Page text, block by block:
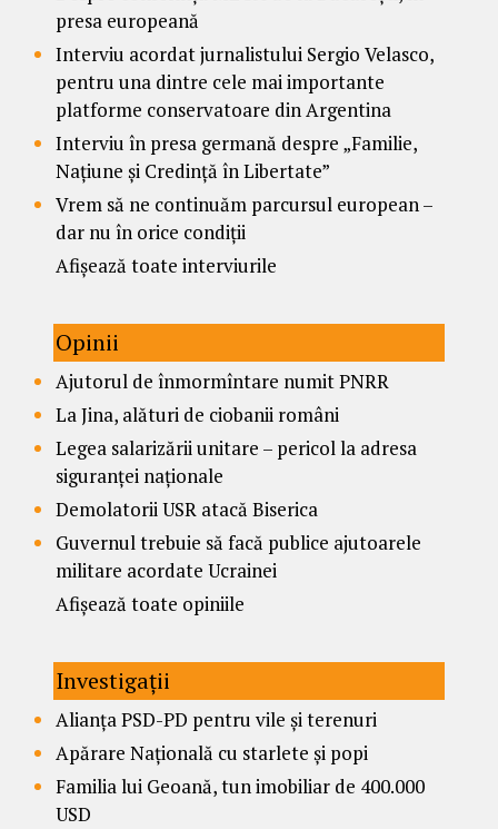
presa europeană
Interviu acordat jurnalistului Sergio Velasco,
pentru una dintre cele mai importante
platforme conservatoare din Argentina
Interviu în presa germană despre „Familie,
Națiune și Credință în Libertate”
Vrem să ne continuăm parcursul european –
dar nu în orice condiții
Afișează toate interviurile
Opinii
Ajutorul de înmormîntare numit PNRR
La Jina, alături de ciobanii români
Legea salarizării unitare – pericol la adresa
siguranței naționale
Demolatorii USR atacă Biserica
Guvernul trebuie să facă publice ajutoarele
militare acordate Ucrainei
Afișează toate opiniile
Investigații
Alianța PSD-PD pentru vile și terenuri
Apărare Națională cu starlete și popi
Familia lui Geoană, tun imobiliar de 400.000
USD